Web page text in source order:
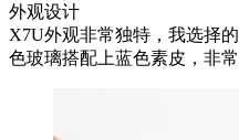
外观设计
X7U外观非常独特，我选择
色玻璃搭配上蓝色素皮，非